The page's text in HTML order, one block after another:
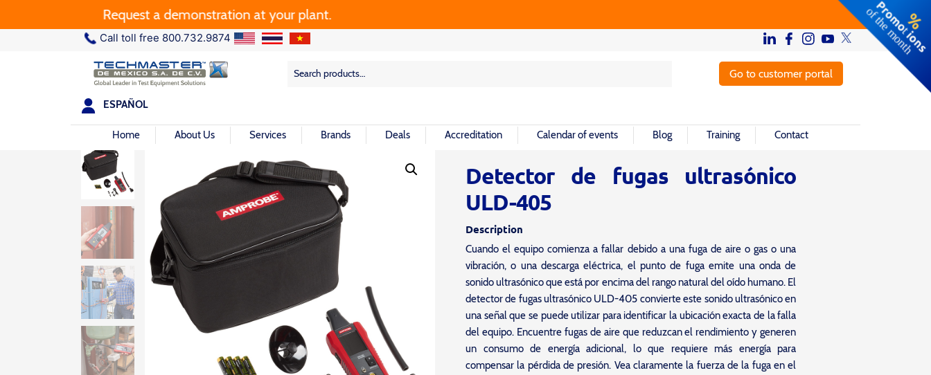
Request a demonstration at your plant.
Call toll free 800.732.9874
Search
Search Go to customer portal
ESPAÑOL
Home About Us Services Brands Deals Accreditation Calendar of events Blog Training Contact
Detector de fugas ultrasónico
ULD-405
Description
Cuando el equipo comienza a fallar debido a una fuga de aire o gas o una
vibración, o una descarga eléctrica, el punto de fuga emite una onda de
sonido ultrasónico que está por encima del rango natural del oído humano. El
detector de fugas ultrasónico ULD-405 convierte este sonido ultrasónico en
una señal que se puede utilizar para identificar la ubicación exacta de la falla
del equipo. Encuentre fugas de aire que reduzcan el rendimiento y generen
un consumo de energía adicional, lo que requiere más energía para
compensar la pérdida de presión. Vea claramente la fuerza de la fuga en el